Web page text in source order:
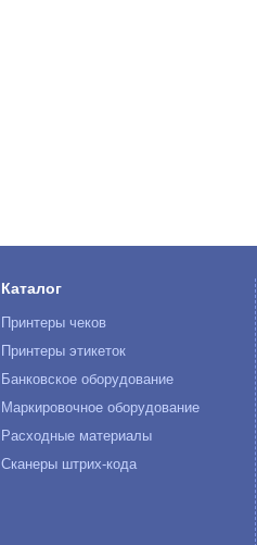
Каталог
Принтеры чеков
Принтеры этикеток
Банковское оборудование
Маркировочное оборудование
Расходные материалы
Сканеры штрих-кода